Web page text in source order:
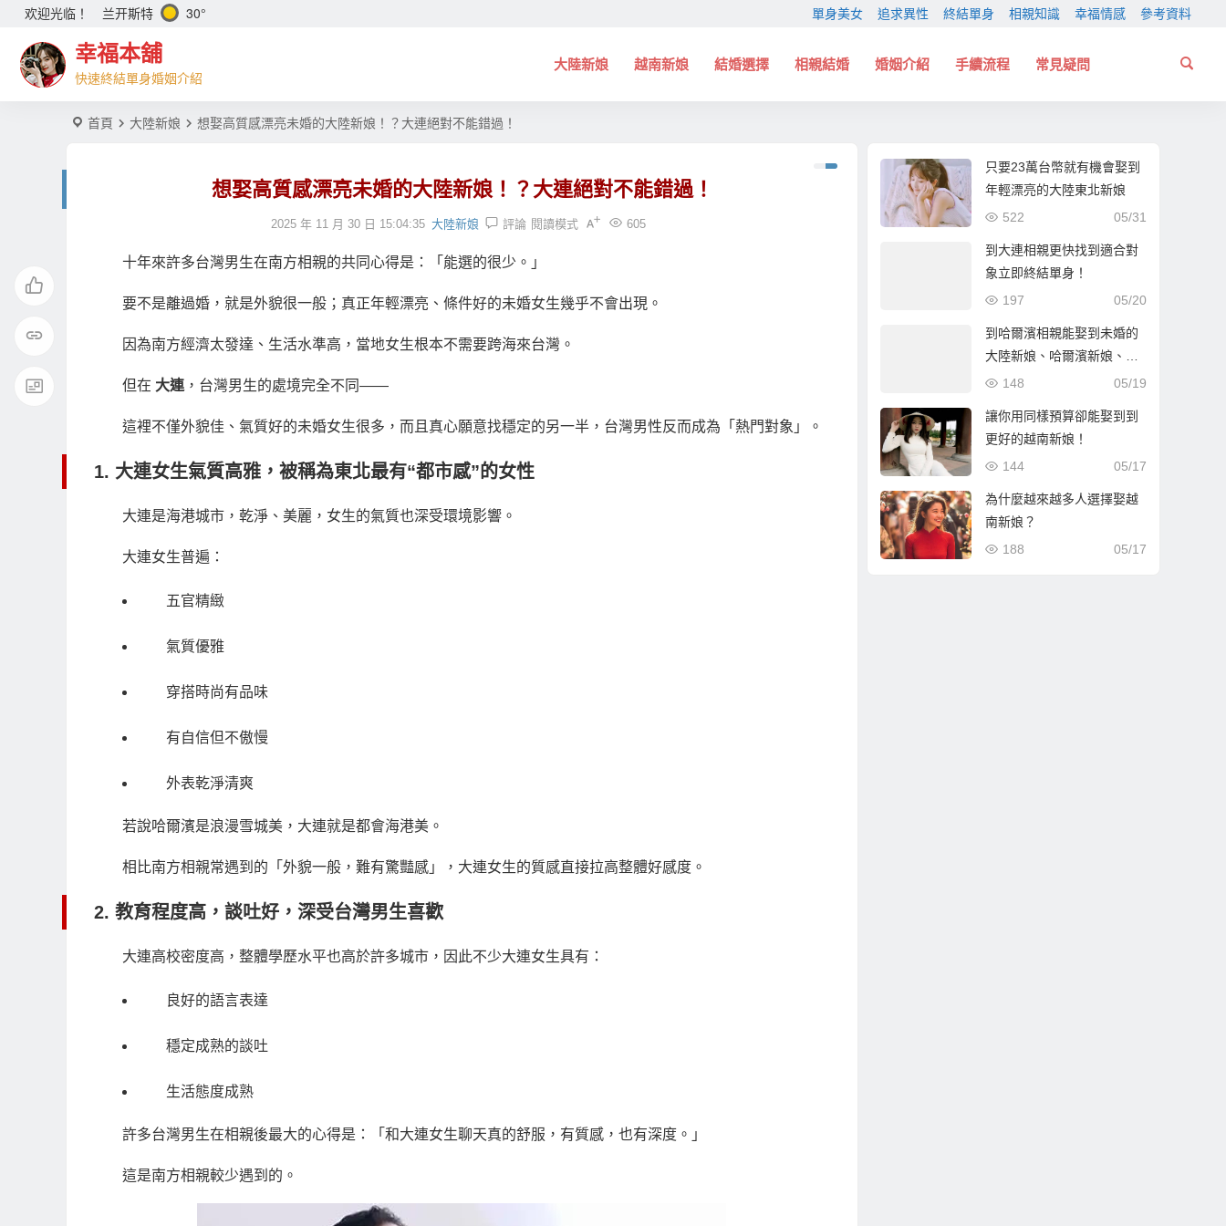
欢迎光临！ 兰开斯特 30° 單身美女 追求異性 終結單身 相親知識 幸福情感 參考資料
幸福本舖
快速終結單身婚姻介紹
大陸新娘 越南新娘 結婚選擇 相親結婚 婚姻介紹 手續流程 常見疑問
首頁 大陸新娘 想娶高質感漂亮未婚的大陸新娘！？大連絕對不能錯過！
想娶高質感漂亮未婚的大陸新娘！？大連絕對不能錯過！
2025 年 11 月 30 日 15:04:35 大陸新娘 評論 605
閱讀模式
十年來許多台灣男生在南方相親的共同心得是：「能選的很少。」
要不是離過婚，就是外貌很一般；真正年輕漂亮、條件好的未婚女生幾乎不會出現。
因為南方經濟太發達、生活水準高，當地女生根本不需要跨海來台灣。
但在 大連 ，台灣男生的處境完全不同——
這裡不僅外貌佳、氣質好的未婚女生很多，而且真心願意找穩定的另一半，台灣男性反而成為「熱門對象」。
1. 大連女生氣質高雅，被稱為東北最有“都市感”的女性
大連是海港城市，乾淨、美麗，女生的氣質也深受環境影響。
大連女生普遍：
五官精緻
氣質優雅
穿搭時尚有品味
有自信但不傲慢
外表乾淨清爽
若說哈爾濱是浪漫雪城美，大連就是都會海港美。
相比南方相親常遇到的「外貌一般，難有驚豔感」，大連女生的質感直接拉高整體好感度。
2. 教育程度高，談吐好，深受台灣男生喜歡
大連高校密度高，整體學歷水平也高於許多城市，因此不少大連女生具有：
良好的語言表達
穩定成熟的談吐
生活態度成熟
許多台灣男生在相親後最大的心得是：「和大連女生聊天真的舒服，有質感，也有深度。」
這是南方相親較少遇到的。
只要23萬台幣就有機會娶到
年輕漂亮的大陸東北新娘
05/31
522
到大連相親更快找到適合對
象立即終結單身！
05/20
197
到哈爾濱相親能娶到未婚的
大陸新娘、哈爾濱新娘、東
北新娘嗎？
05/19
148
讓你用同樣預算卻能娶到到
更好的越南新娘！
05/17
144
為什麼越來越多人選擇娶越
南新娘？
05/17
188